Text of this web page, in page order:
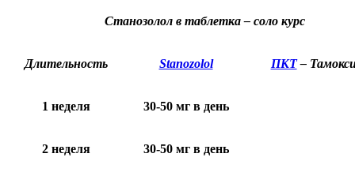
Станозолол в таблетка – соло курс
Длительность Stanozolol ПКТ–
1 неделя 30-50 мг в день
2 неделя 30-50 мг в день